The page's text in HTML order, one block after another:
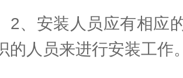
安装人员应有相应的
的人员来进行安装工作